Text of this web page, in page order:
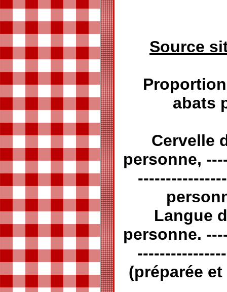
Source
abats
Cervelle
personne,
Langue
personne.
(préparée